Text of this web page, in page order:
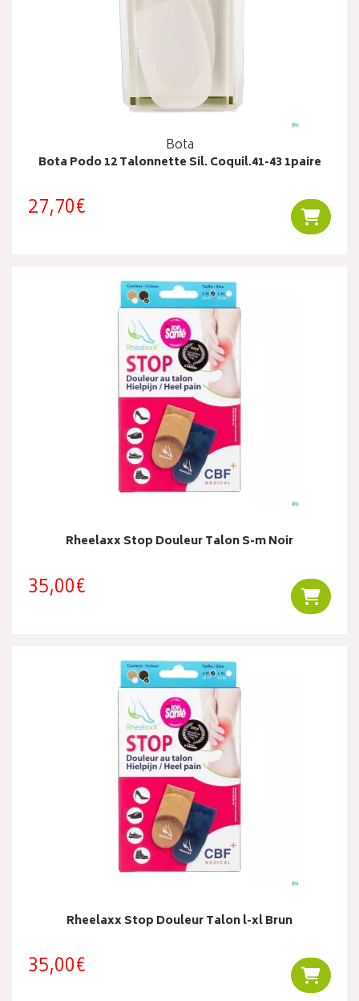
Bota
Bota Podo 12 Talonnette Sil. Coquil.41-43 1paire
27,70€
Rheelaxx Stop Douleur Talon S-m Noir
35,00€
Rheelaxx Stop Douleur Talon l-xl Brun
35,00€